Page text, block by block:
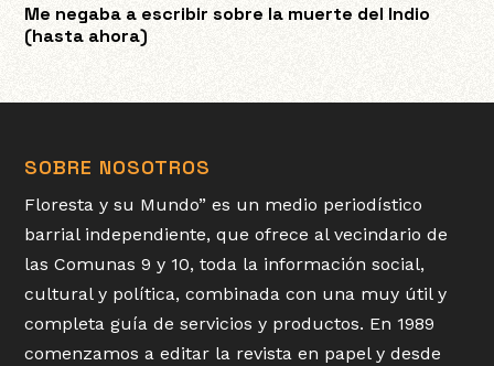
Me negaba a escribir sobre la muerte del Indio
(hasta ahora)
SOBRE NOSOTROS
Floresta y su Mundo” es un medio periodístico
barrial independiente, que ofrece al vecindario de
las Comunas 9 y 10, toda la información social,
cultural y política, combinada con una muy útil y
completa guía de servicios y productos. En 1989
comenzamos a editar la revista en papel y desde